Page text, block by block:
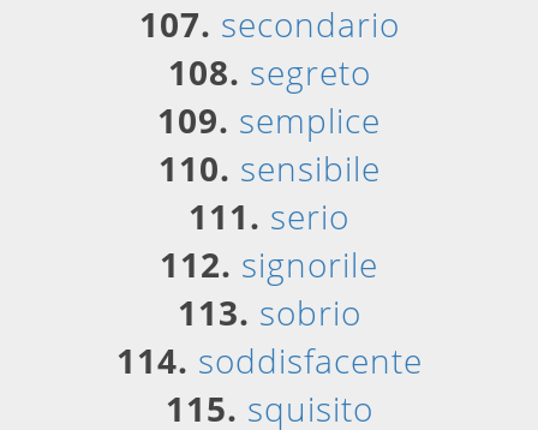
107. secondario
108. segreto
109. semplice
110. sensibile
111. serio
112. signorile
113. sobrio
114. soddisfacente
115. squisito